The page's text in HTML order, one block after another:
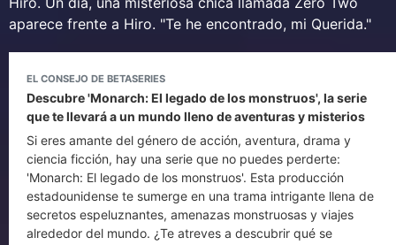
aparece frente a Hiro. "Te he encontrado, mi Querida."
EL CONSEJO DE BETASERIES
Descubre 'Monarch: El legado de los monstruos', la serie
que te llevará a un mundo lleno de aventuras y misterios
Si eres amante del género de acción, aventura, drama y
ciencia ficción, hay una serie que no puedes perderte:
'Monarch: El legado de los monstruos'. Esta producción
estadounidense te sumerge en una trama intrigante llena de
secretos espeluznantes, amenazas monstruosas y viajes
alrededor del mundo. ¿Te atreves a descubrir qué se